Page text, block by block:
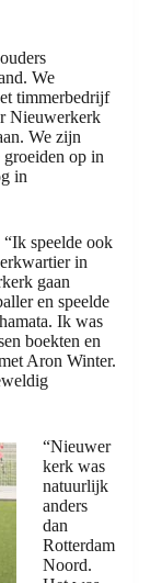
We
timmerbedrijf
Nieuwerkerk
We zijn
groeiden op in
in
speelde ook
in
gaan
en speelde
Ik was
boekten en
Aron Winter.
“Nieuwer
kerk was
natuurlijk
anders
dan
Rotterdam
Noord.